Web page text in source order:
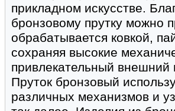
прикладном искусстве.
бронзовому прутку можно
обрабатывается ковкой,
сохраняя высокие
привлекательный внешний
Пруток бронзовый
различных механизмов и